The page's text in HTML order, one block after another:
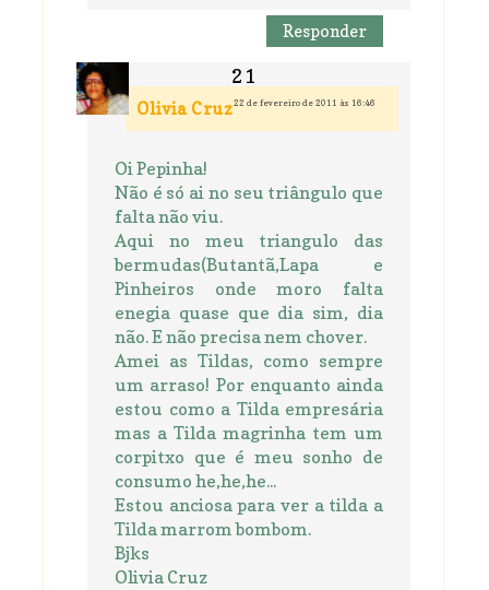
Responder
Olivia Cruz22 de fevereiro de 2011 às 16:46
Oi Pepinha!
Não é só ai no seu triângulo que
falta não viu.
Aqui no meu triangulo das
bermudas(Butantã,Lapa e
Pinheiros onde moro falta
enegia quase que dia sim, dia
não. E não precisa nem chover.
Amei as Tildas, como sempre
um arraso! Por enquanto ainda
estou como a Tilda empresária
mas a Tilda magrinha tem um
corpitxo que é meu sonho de
consumo he,he,he...
Estou anciosa para ver a tilda a
Tilda marrom bombom.
Bjks
Olivia Cruz